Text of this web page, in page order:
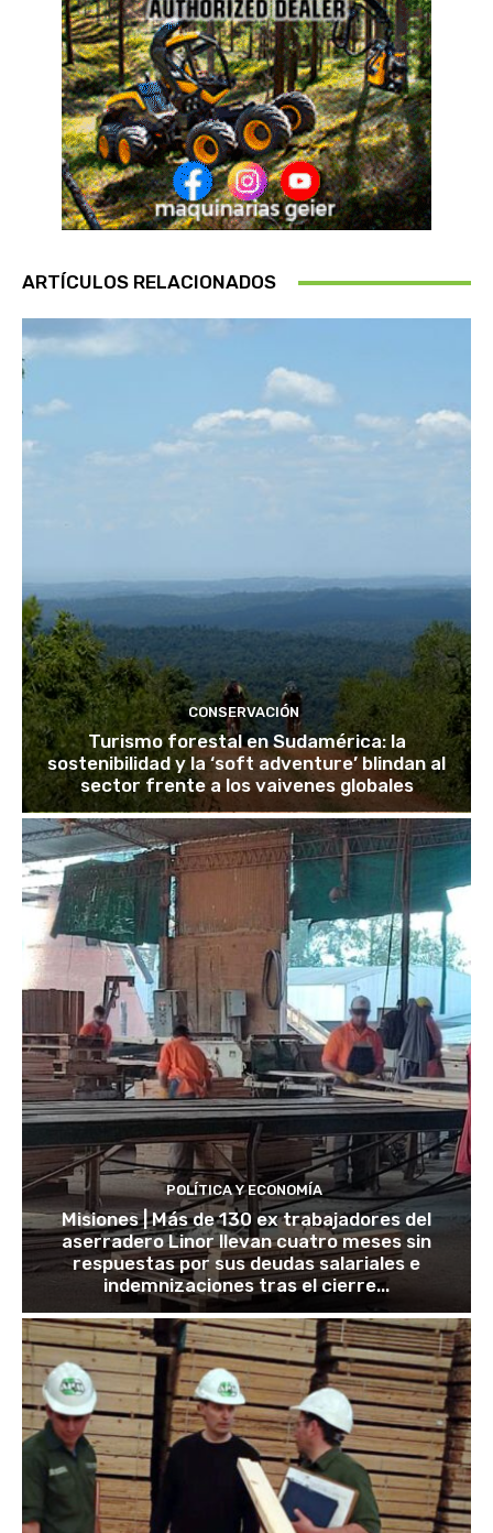
ARTÍCULOS RELACIONADOS
CONSERVACIÓN
Turismo forestal en Sudamérica: la
sostenibilidad y la ‘soft adventure’ blindan al
sector frente a los vaivenes globales
POLÍTICA Y ECONOMÍA
Misiones | Más de 130 ex trabajadores del
aserradero Linor llevan cuatro meses sin
respuestas por sus deudas salariales e
indemnizaciones tras el cierre...